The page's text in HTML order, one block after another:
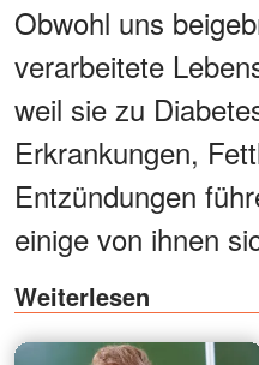
Obwohl uns
verarbeitete
weil sie zu
Erkrankungen,
Entzündungen
einige von ihnen
Weiterlesen